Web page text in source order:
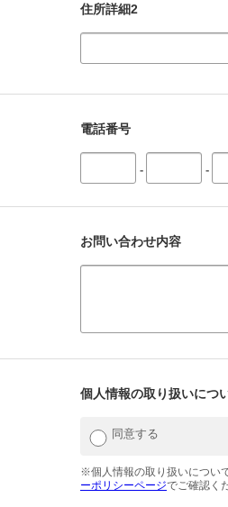
住所詳細2
電話番号
- -
お問い合わせ内容
個人情報の取り扱いにつ
同意する
※個人情報の取り扱いについ
ーポリシーページでご確認く